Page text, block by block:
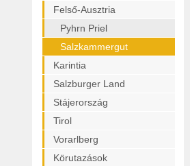
Felső-Ausztria
Pyhrn Priel
Salzkammergut
Karintia
Salzburger Land
Stájerország
Tirol
Vorarlberg
Körutazások